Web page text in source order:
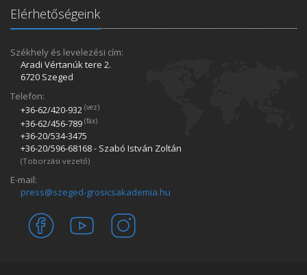
Elérhetőségeink
Székhely és levelezési cím:
Aradi Vértanúk tere 2.
6720 Szeged
Telefon:
+36-62/420­-932 (vez)
+36-62/456­-789 (fax)
+36-20/534­-3475
+36-20/596­-68168 - Szabó István Zoltán
(Toborzási vezető)
E-mail:
press@szeged-grosicsakademia.hu